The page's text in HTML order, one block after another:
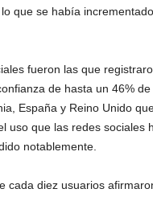
que se había
fueron las que
de hasta un 46%
España y Reino Unido
uso que las redes sociales
notablemente.
cada diez usuarios